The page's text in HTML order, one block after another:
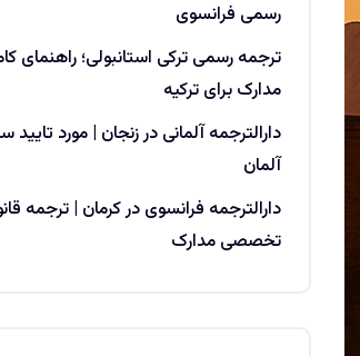
رسمی فرانسوی
ترجمه رسمی ترکی استانبولی؛ راهنمای
مدارک برای ترکیه
دارالترجمه آلمانی در زنجان | مورد تایید
آلمان
دارالترجمه فرانسوی در کرمان | ترجمه
تخصصی مدارک